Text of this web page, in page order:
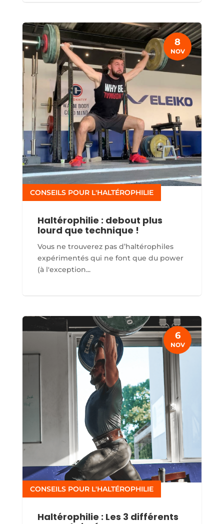
Haltérophilie : debout plus
lourd que technique !
CONSEILS POUR L'HALTÉROPHILIE
Vous ne trouverez pas d’haltérophiles
expérimentés qui ne font que du power
(à l'exception...
8
NOV
Haltérophilie : Les 3 différents
CONSEILS POUR L'HALTÉROPHILIE
6
NOV